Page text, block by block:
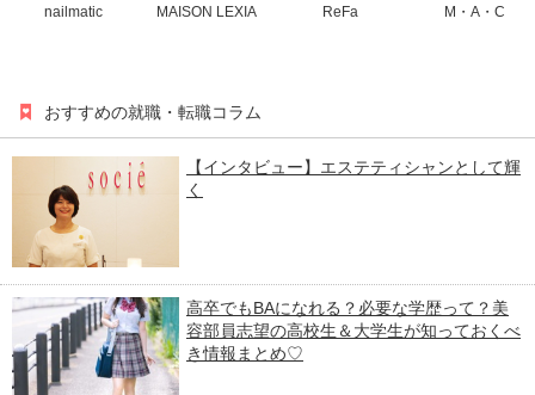
nailmatic MAISON LEXIA ReFa M・A・C
おすすめの就職・転職コラム
【インタビュー】エステティシャンとして輝
く
高卒でもBAになれる？必要な学歴って？美
容部員志望の高校生＆大学生が知っておくべ
き情報まとめ♡